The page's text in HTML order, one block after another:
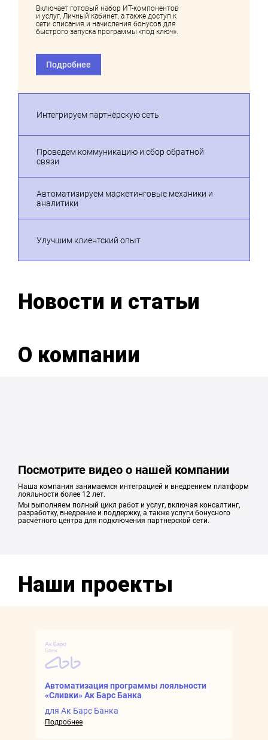
Включает готовый набор ИТ-компонентов
и услуг, Личный кабинет, а также доступ к
сети списания и начисления бонусов для
быстрого запуска программы «под ключ».
Подробнее
Интегрируем партнёрскую сеть
Проведем коммуникацию и сбор обратной
связи
Автоматизируем маркетинговые механики и
аналитики
Улучшим клиентский опыт
Новости и статьи
О компании
Посмотрите видео о нашей компании
Наша компания занимаемся интеграцией и внедрением платформ
лояльности более 12 лет.
Мы выполняем полный цикл работ и услуг, включая консалтинг,
разработку, внедрение и поддержку, а также услуги бонусного
расчётного центра для подключения партнерской сети.
Наши проекты
Автоматизация программы лояльности
«Сливки» Ак Барс Банка
для Ак Барс Банка
Подробнее